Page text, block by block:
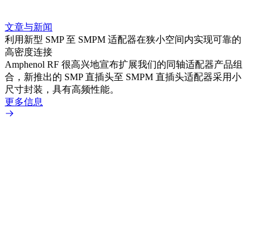
文章与新闻
利用新型 SMP 至 SMPM 适配器在狭小空间内实现可靠的
高密度连接
Amphenol RF 很高兴地宣布扩展我们的同轴适配器产品组
合，新推出的 SMP 直插头至 SMPM 直插头适配器采用小
尺寸封装，具有高频性能。
更多信息